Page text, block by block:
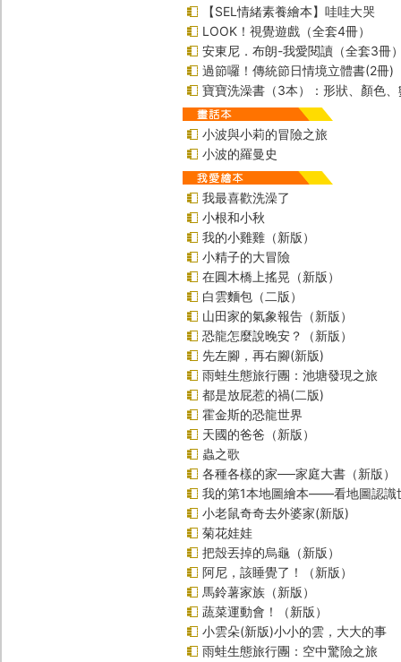
【SEL情緒素養繪本】哇哇大哭
LOOK！視覺遊戲（全套4冊）
安東尼．布朗-我愛閱讀（全套3冊
過節囉！傳統節日情境立體書(2冊)
寶寶洗澡書（3本）：形狀、顏色、
小波與小莉的冒險之旅
小波的羅曼史
我最喜歡洗澡了
小根和小秋
我的小雞雞（新版）
小精子的大冒險
在圓木橋上搖晃（新版）
白雲麵包（二版）
山田家的氣象報告（新版）
恐龍怎麼說晚安？（新版）
先左腳，再右腳(新版)
雨蛙生態旅行團：池塘發現之旅
都是放屁惹的禍(二版)
霍金斯的恐龍世界
天國的爸爸（新版）
蟲之歌
各種各樣的家──家庭大書（新版）
我的第1本地圖繪本――看地圖認識
小老鼠奇奇去外婆家(新版)
菊花娃娃
把殼丟掉的烏龜（新版）
阿尼，該睡覺了！（新版）
馬鈴薯家族（新版）
蔬菜運動會！（新版）
小雲朵(新版)小小的雲，大大的事
雨蛙生態旅行團：空中驚險之旅